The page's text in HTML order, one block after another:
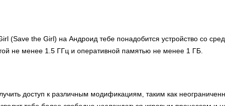
(Save the Girl) на Андроид тебе понадобится устройство со
не менее 1.5 ГГц и оперативной памятью не менее 1 ГБ.
доступ к различным модификациям, таким как